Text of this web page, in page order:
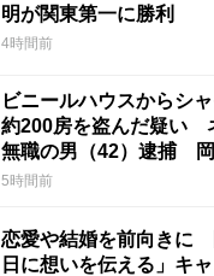
明が関東第一に勝利
4時間前
ビニールハウスからシ
約200房を盗んだ疑い
無職の男（42）逮捕
5時間前
恋愛や結婚を前向きに
日に想いを伝える」キ